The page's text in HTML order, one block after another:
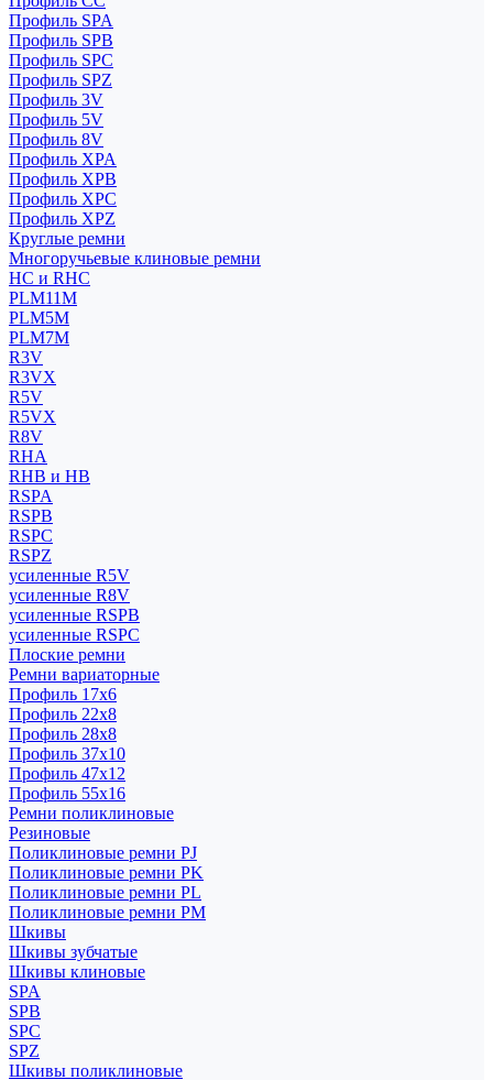
Профиль SPA
Профиль SPB
Профиль SPC
Профиль SPZ
Профиль 3V
Профиль 5V
Профиль 8V
Профиль XPA
Профиль XPB
Профиль XPC
Профиль XPZ
Круглые ремни
Многоручьевые клиновые ремни
HC и RHC
PLM11M
PLM5M
PLM7M
R3V
R3VX
R5V
R5VX
R8V
RHA
RHB и HB
RSPA
RSPB
RSPC
RSPZ
усиленные R5V
усиленные R8V
усиленные RSPB
усиленные RSPC
Плоские ремни
Ремни вариаторные
Профиль 17x6
Профиль 22x8
Профиль 28x8
Профиль 37x10
Профиль 47x12
Профиль 55x16
Ремни поликлиновые
Резиновые
Поликлиновые ремни PJ
Поликлиновые ремни PK
Поликлиновые ремни PL
Поликлиновые ремни PM
Шкивы
Шкивы зубчатые
Шкивы клиновые
SPA
SPB
SPC
SPZ
Шкивы поликлиновые